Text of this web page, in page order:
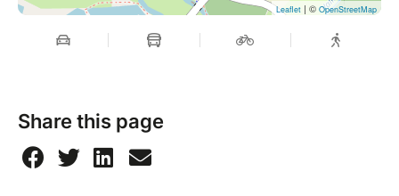
Leaflet | © OpenStreetMap
Share this page